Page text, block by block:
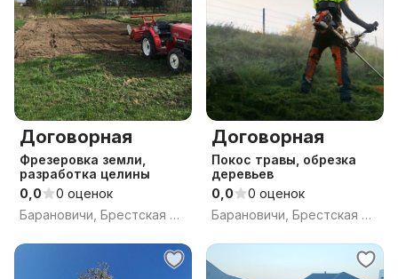
Договорная
Фрезеровка земли,
разработка целины
0,0
0 оценок
Барановичи, Брестская обл.
Договорная
Покос травы, обрезка
деревьев
0,0
0 оценок
Барановичи, Брестская обл.